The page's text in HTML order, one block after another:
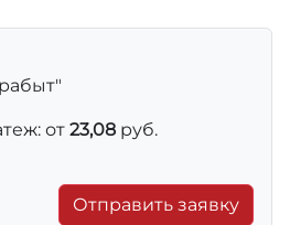
от 23,08 руб.
Отправить заявку